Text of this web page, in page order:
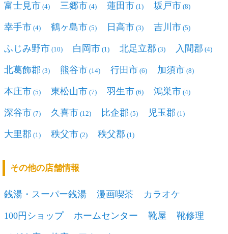
富士見市 (4) 三郷市 (4) 蓮田市 (1) 坂戸市 (8)
幸手市 (4) 鶴ヶ島市 (5) 日高市 (3) 吉川市 (5)
ふじみ野市 (10) 白岡市 (1) 北足立郡 (3) 入間郡 (4)
北葛飾郡 (3) 熊谷市 (14) 行田市 (6) 加須市 (8)
本庄市 (5) 東松山市 (7) 羽生市 (6) 鴻巣市 (4)
深谷市 (7) 久喜市 (12) 比企郡 (5) 児玉郡 (1)
大里郡 (1) 秩父市 (2) 秩父郡 (1)
その他の店舗情報
銭湯・スーパー銭湯 漫画喫茶 カラオケ
100円ショップ ホームセンター 靴屋 靴修理